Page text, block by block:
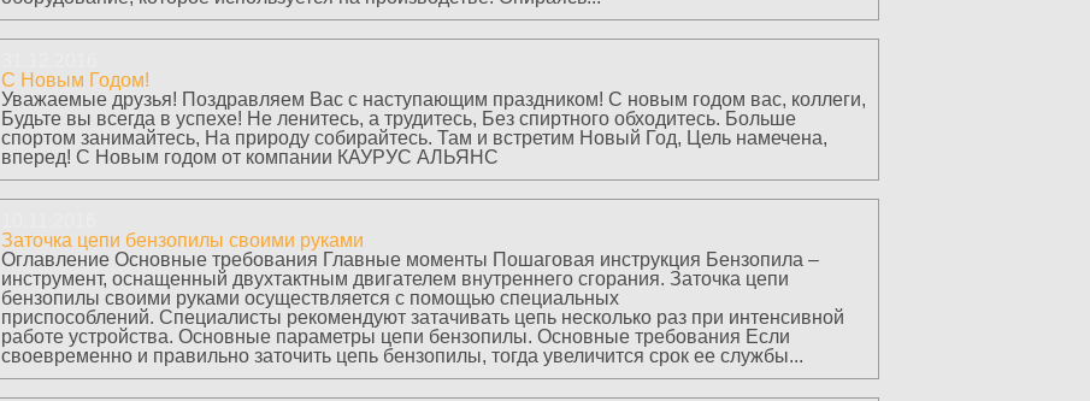
С Новым Годом!
Уважаемые друзья! Поздравляем Вас с наступающим праздником! С новым годом вас, коллеги,
Будьте вы всегда в успехе! Не ленитесь, а трудитесь, Без спиртного обходитесь. Больше
спортом занимайтесь, На природу собирайтесь. Там и встретим Новый Год, Цель намечена,
вперед! С Новым годом от компании КАУРУС АЛЬЯНС
Заточка цепи бензопилы своими руками
Оглавление Основные требования Главные моменты Пошаговая инструкция Бензопила –
инструмент, оснащенный двухтактным двигателем внутреннего сгорания. Заточка цепи
бензопилы своими руками осуществляется с помощью специальных
приспособлений. Специалисты рекомендуют затачивать цепь несколько раз при интенсивной
работе устройства. Основные параметры цепи бензопилы. Основные требования Если
своевременно и правильно заточить цепь бензопилы, тогда увеличится срок ее службы...